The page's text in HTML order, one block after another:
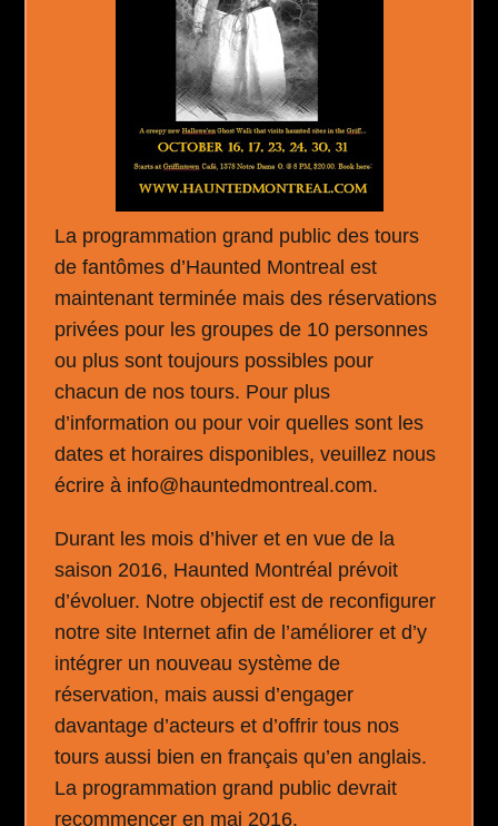
La programmation grand public des tours
de fantômes d’Haunted Montreal est
maintenant terminée mais des réservations
privées pour les groupes de 10 personnes
ou plus sont toujours possibles pour
chacun de nos tours. Pour plus
d’information ou pour voir quelles sont les
dates et horaires disponibles, veuillez nous
écrire à info@hauntedmontreal.com.
Durant les mois d’hiver et en vue de la
saison 2016, Haunted Montréal prévoit
d’évoluer. Notre objectif est de reconfigurer
notre site Internet afin de l’améliorer et d’y
intégrer un nouveau système de
réservation, mais aussi d’engager
davantage d’acteurs et d’offrir tous nos
tours aussi bien en français qu’en anglais.
La programmation grand public devrait
recommencer en mai 2016.